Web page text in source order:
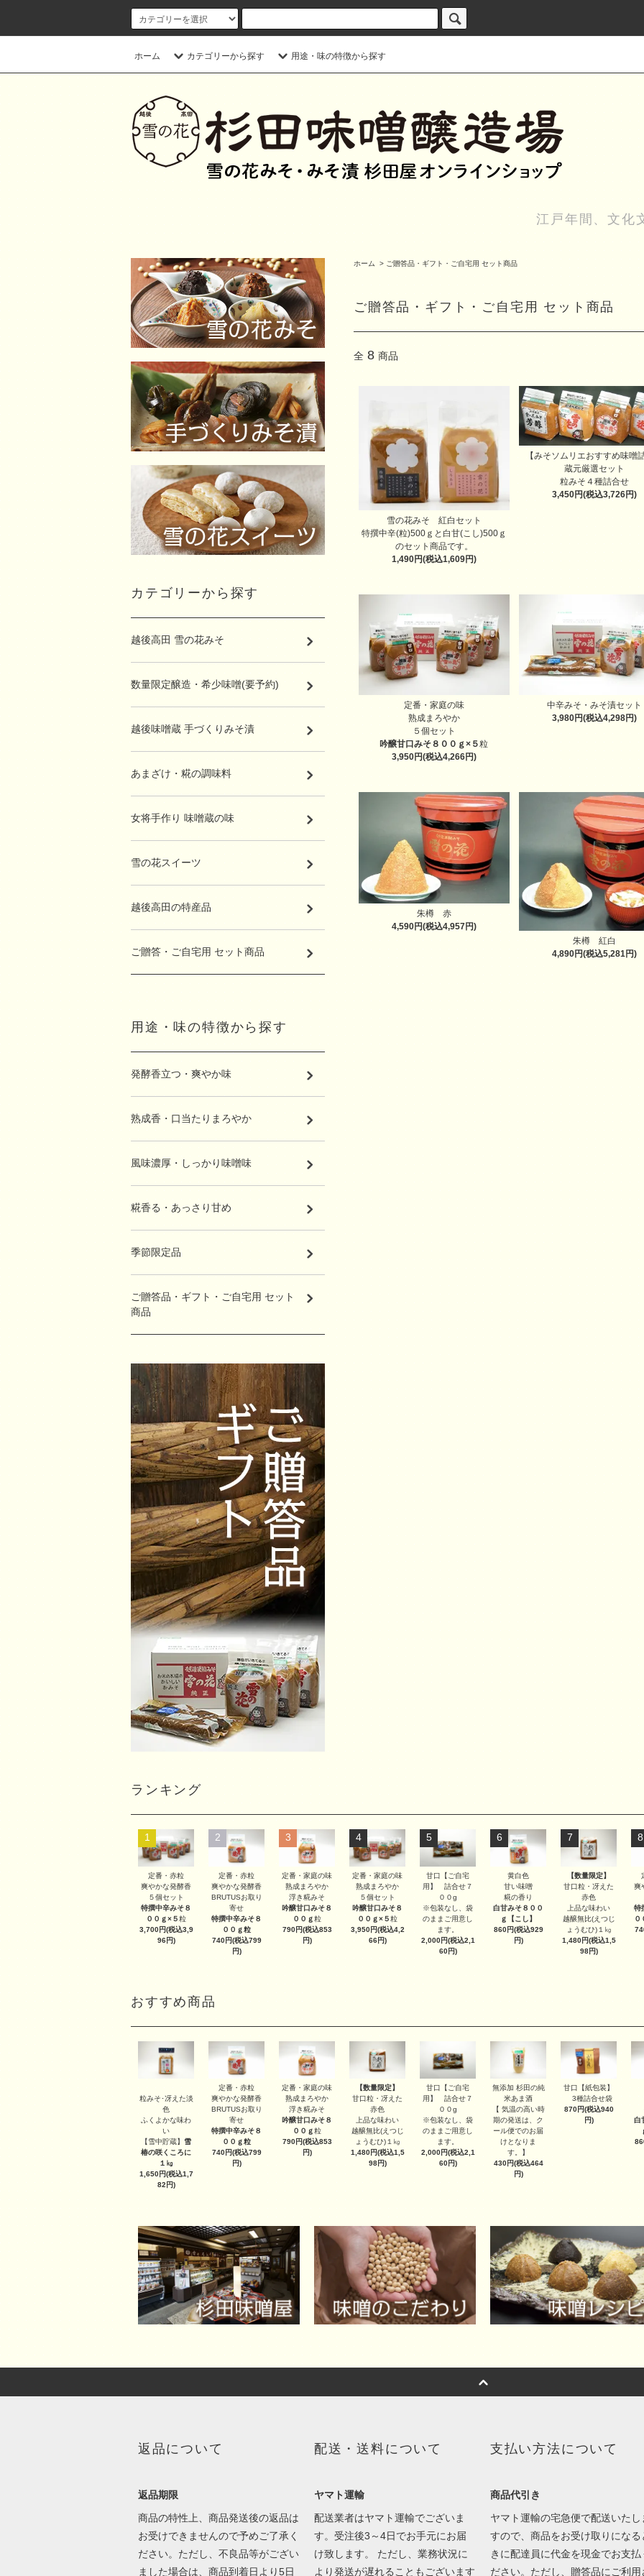
ホーム カテゴリーから探す 用途・味の特徴から探す
江戸年間、文化
ホーム > ご贈答品・ギフト・ご自宅用 セット商品
ご贈答品・ギフト・ご自宅用 セット商品
全 8 商品
雪の花みそ 紅白セット
特撰中辛(粒)500ｇと白甘(こし)500ｇ
のセット商品です。
1,490円(税込1,609円)
【みそソムリエおすすめ味噌
蔵元厳選セット
粒みそ４種詰合せ
3,450円(税込3,726円)
定番・家庭の味
熟成まろやか
５個セット
吟醸甘口みそ８００ｇ×５粒
3,950円(税込4,266円)
中辛みそ・みそ漬セット
3,980円(税込4,298円)
朱樽 赤
4,590円(税込4,957円)
朱樽 紅白
4,890円(税込5,281円)
カテゴリーから探す
越後高田 雪の花みそ
数量限定醸造・希少味噌(要予約)
越後味噌蔵 手づくりみそ漬
あまざけ・糀の調味料
女将手作り 味噌蔵の味
雪の花スイーツ
越後高田の特産品
ご贈答・ご自宅用 セット商品
用途・味の特徴から探す
発酵香立つ・爽やか味
熟成香・口当たりまろやか
風味濃厚・しっかり味噌味
糀香る・あっさり甘め
季節限定品
ご贈答品・ギフト・ご自宅用 セット
商品
ランキング
1
定番・赤粒
爽やかな発酵香
５個セット
特撰中辛みそ８
００ｇ×５粒
3,700円(税込3,9
96円)
2
定番・赤粒
爽やかな発酵香
BRUTUSお取り
寄せ
特撰中辛みそ８
００ｇ粒
740円(税込799
円)
3
定番・家庭の味
熟成まろやか
浮き糀みそ
吟醸甘口みそ８
００ｇ粒
790円(税込853
円)
4
定番・家庭の味
熟成まろやか
５個セット
吟醸甘口みそ８
００ｇ×５粒
3,950円(税込4,2
66円)
5
甘口【ご自宅
用】 詰合せ７
００g
※包装なし、袋
のままご用意し
ます。
2,000円(税込2,1
60円)
6
黄白色
甘い味噌
糀の香り
白甘みそ８００
ｇ
【こし】
860円(税込929
円)
7
【数量限定】
甘口粒・冴えた
赤色
上品な味わい
越醸無比(えつじ
ょうむひ)１㎏
1,480円(税込1,5
98円)
8
爽
特
０
おすすめ商品
粒みそ･冴えた淡
色
ふくよかな味わ
い
【雪中貯蔵】 雪
椿の咲くころに
１㎏
1,650円(税込1,7
82円)
定番・赤粒
爽やかな発酵香
BRUTUSお取り
寄せ
特撰中辛みそ８
００ｇ粒
740円(税込799
円)
定番・家庭の味
熟成まろやか
浮き糀みそ
吟醸甘口みそ８
００ｇ粒
790円(税込853
円)
【数量限定】
甘口粒・冴えた
赤色
上品な味わい
越醸無比(えつじ
ょうむひ)１㎏
1,480円(税込1,5
98円)
甘口【ご自宅
用】 詰合せ７
００g
※包装なし、袋
のままご用意し
ます。
2,000円(税込2,1
60円)
無添加 杉田の純
米あま酒
【 気温の高い時
期の発送は、ク
ール便でのお届
けとなりま
す。】
430円(税込464
円)
甘口【紙包装】
3種詰合せ袋
870円(税込940
円)
白
返品について
返品期限
商品の特性上、商品発送後の返品は
お受けできませんので予めご了承く
ださい。ただし、不良品等がござい
ました場合は、商品到着日より5日
配送・送料について
ヤマト運輸
配送業者はヤマト運輸でございま
す。受注後3～4日でお手元にお届
け致します。 ただし、業務状況に
より発送が遅れることもございます
支払い方法について
商品代引き
ヤマト運輸の宅急便で配送いたし
すので、商品をお受け取りになる
きに配達員に代金を現金でお支払
ださい。ただし、贈答品にご利用